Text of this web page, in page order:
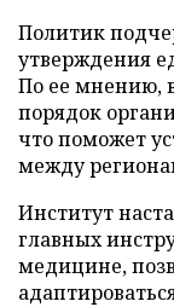
Политик
утверждения
По ее мнению,
порядок
что поможет
между
Институт
главных
медицине,